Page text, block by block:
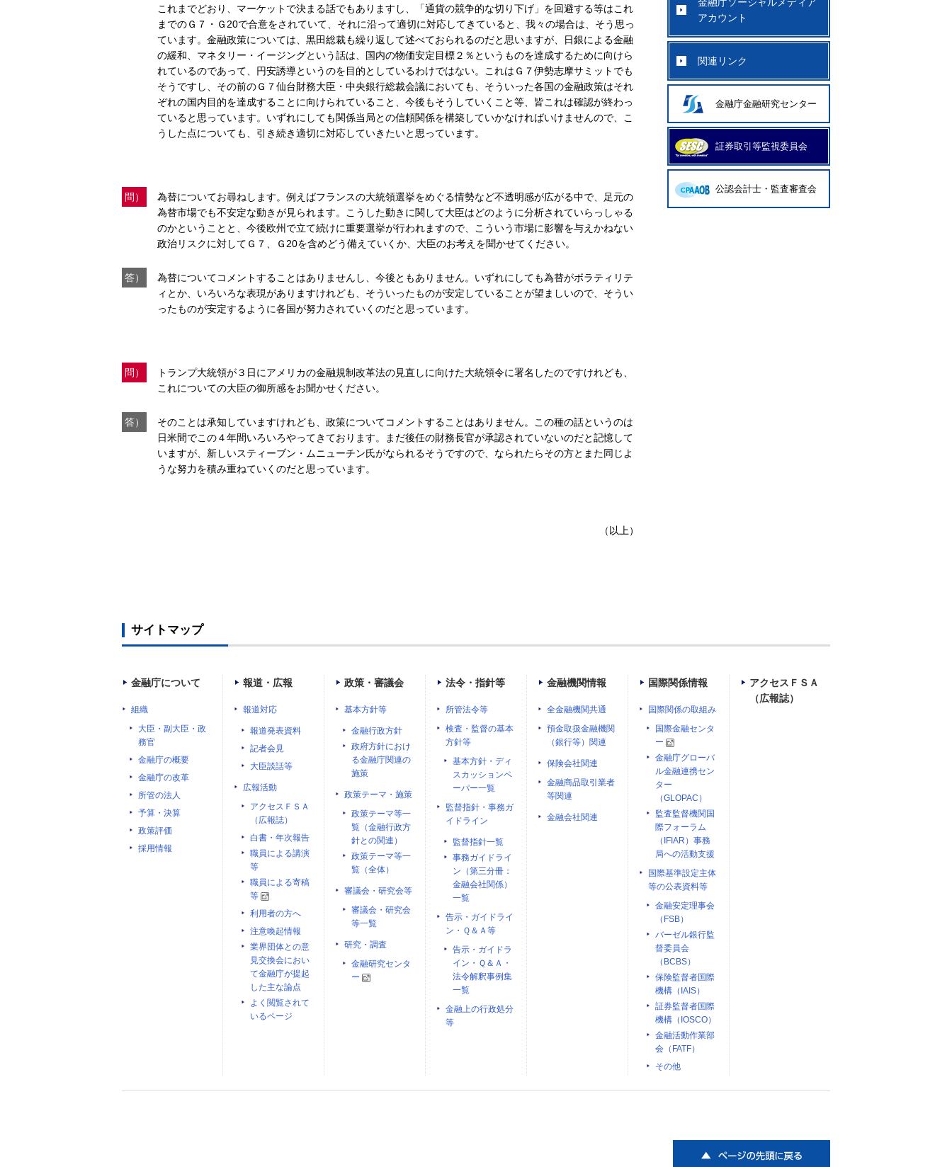
これまでどおり、マーケットで決まる話でもありますし、「通貨の競争的な切り下げ」を回避する等はこれ
までのＧ７・Ｇ20で合意をされていて、それに沿って適切に対応してきていると、我々の場合は、そう思っ
ています。金融政策については、黒田総裁も繰り返して述べておられるのだと思いますが、日銀による金融
の緩和、マネタリー・イージングという話は、国内の物価安定目標２％というものを達成するために向けら
れているのであって、円安誘導というのを目的としているわけではない。これはＧ７伊勢志摩サミットでも
そうですし、その前のＧ７仙台財務大臣・中央銀行総裁会議においても、そういった各国の金融政策はそれ
ぞれの国内目的を達成することに向けられていること、今後もそうしていくこと等、皆これは確認が終わっ
ていると思っています。いずれにしても関係当局との信頼関係を構築していかなければいけませんので、こ
うした点についても、引き続き適切に対応していきたいと思っています。
問）
為替についてお尋ねします。例えばフランスの大統領選挙をめぐる情勢など不透明感が広がる中で、足元の
為替市場でも不安定な動きが見られます。こうした動きに関して大臣はどのように分析されていらっしゃる
のかということと、今後欧州で立て続けに重要選挙が行われますので、こういう市場に影響を与えかねない
政治リスクに対してＧ７、Ｇ20を含めどう備えていくか、大臣のお考えを聞かせてください。
答）
為替についてコメントすることはありませんし、今後ともありません。いずれにしても為替がボラティリテ
ィとか、いろいろな表現がありますけれども、そういったものが安定していることが望ましいので、そうい
ったものが安定するように各国が努力されていくのだと思っています。
問）
トランプ大統領が３日にアメリカの金融規制改革法の見直しに向けた大統領令に署名したのですけれども、
これについての大臣の御所感をお聞かせください。
答）
そのことは承知していますけれども、政策についてコメントすることはありません。この種の話というのは
日米間でこの４年間いろいろやってきております。まだ後任の財務長官が承認されていないのだと記憶して
いますが、新しいスティーブン・ムニューチン氏がなられるそうですので、なられたらその方とまた同じよ
うな努力を積み重ねていくのだと思っています。
（以上）
アカウント
関連リンク
金融庁金融研究センター
証券取引等監視委員会
公認会計士・監査審査会
サイトマップ
金融庁について
組織
大臣・副大臣・政
務官
金融庁の概要
金融庁の改革
所管の法人
予算・決算
政策評価
採用情報
報道・広報
報道対応
報道発表資料
記者会見
大臣談話等
広報活動
アクセスＦＳＡ
（広報誌）
白書・年次報告
職員による講演
等
職員による寄稿
等
利用者の方へ
注意喚起情報
業界団体との意
見交換会におい
て金融庁が提起
した主な論点
よく閲覧されて
いるページ
政策・審議会
基本方針等
金融行政方針
政府方針におけ
る金融庁関連の
施策
政策テーマ・施策
政策テーマ等一
覧（金融行政方
針との関連）
政策テーマ等一
覧（全体）
審議会・研究会等
審議会・研究会
等一覧
研究・調査
金融研究センタ
ー
法令・指針等
所管法令等
検査・監督の基本
方針等
基本方針・ディ
スカッションペ
ーパー一覧
監督指針・事務ガ
イドライン
監督指針一覧
事務ガイドライ
ン（第三分冊：
金融会社関係）
一覧
告示・ガイドライ
ン・Ｑ＆Ａ等
告示・ガイドラ
イン・Ｑ＆Ａ・
法令解釈事例集
一覧
金融上の行政処分
等
金融機関情報
全金融機関共通
預金取扱金融機関
（銀行等）関連
保険会社関連
金融商品取引業者
等関連
金融会社関連
国際関係情報
国際関係の取組み
国際金融センタ
ー
金融庁グローバ
ル金融連携セン
ター
（GLOPAC）
監査監督機関国
際フォーラム
（IFIAR）事務
局への活動支援
国際基準設定主体
等の公表資料等
金融安定理事会
（FSB）
バーゼル銀行監
督委員会
（BCBS）
保険監督者国際
機構（IAIS）
証券監督者国際
機構（IOSCO）
金融活動作業部
会（FATF）
その他
アクセスＦＳＡ
（広報誌）